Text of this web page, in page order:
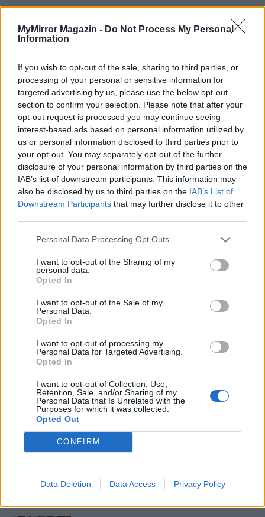
MyMirror Magazin - Do Not Process My Personal
Information
If you wish to opt-out of the sale, sharing to third parties, or
processing of your personal or sensitive information for
targeted advertising by us, please use the below opt-out
section to confirm your selection. Please note that after your
opt-out request is processed you may continue seeing
interest-based ads based on personal information utilized by
us or personal information disclosed to third parties prior to
your opt-out. You may separately opt-out of the further
disclosure of your personal information by third parties on the
IAB’s list of downstream participants. This information may
also be disclosed by us to third parties on the IAB’s List of
Downstream Participants that may further disclose it to other
Personal Data Processing Opt Outs
I want to opt-out of the Sharing of my
personal data.
Opted In
I want to opt-out of the Sale of my
Personal Data.
Opted In
I want to opt-out of processing my
Personal Data for Targeted Advertising.
Opted In
I want to opt-out of Collection, Use,
Retention, Sale, and/or Sharing of my
Personal Data that Is Unrelated with the
Purposes for which it was collected.
Opted Out
CONFIRM
Data Deletion Data Access Privacy Policy
jelképe
Minka 12. rész
Minka 11. rész
T. szereti a fiatal lányokat 14. rész
Pedig szóltam… – Miért nem hiszünk a
gyűjteménye
Elyna Robbs: Adéle és az örökölt árnyak
Woody Allen megosztó zsenialitása